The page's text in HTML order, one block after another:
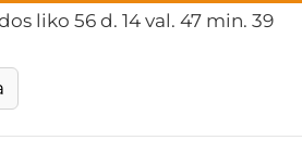
liko 56 d. 14 val. 47 min. 38